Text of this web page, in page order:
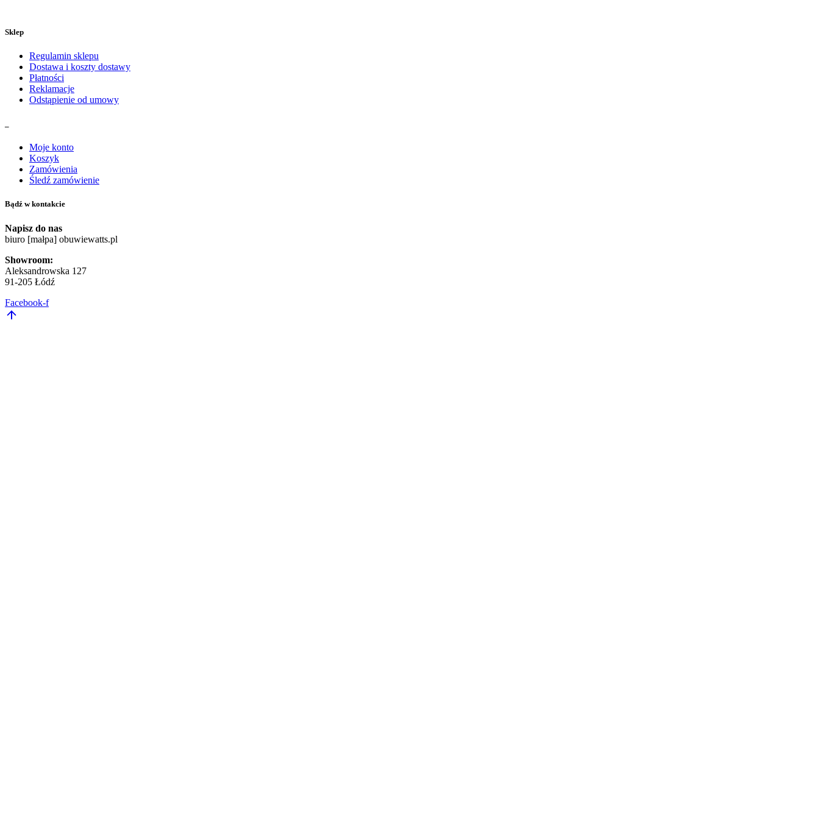
Sklep
Regulamin sklepu
Dostawa i koszty dostawy
Płatności
Reklamacje
Odstąpienie od umowy
Moje konto
Koszyk
Zamówienia
Śledź zamówienie
Bądź w kontakcie
Napisz do nas
biuro [małpa] obuwiewatts.pl
Showroom:
Aleksandrowska 127
91-205 Łódź
Facebook-f